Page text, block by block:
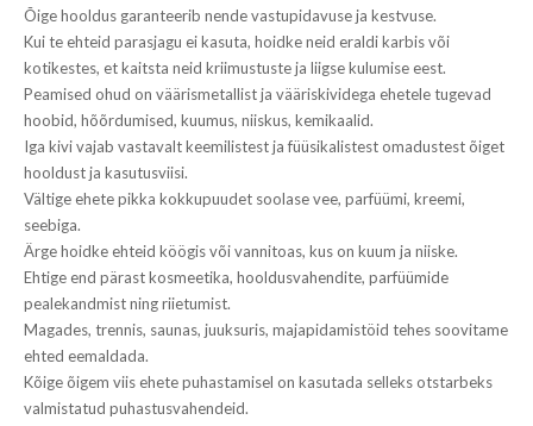
Õige hooldus garanteerib nende vastupidavuse ja kestvuse.
Kui te ehteid parasjagu ei kasuta, hoidke neid eraldi karbis või
kotikestes, et kaitsta neid kriimustuste ja liigse kulumise eest.
Peamised ohud on väärismetallist ja vääriskividega ehetele tugevad
hoobid, hõõrdumised, kuumus, niiskus, kemikaalid.
Iga kivi vajab vastavalt keemilistest ja füüsikalistest omadustest õiget
hooldust ja kasutusviisi.
Vältige ehete pikka kokkupuudet soolase vee, parfüümi, kreemi,
seebiga.
Ärge hoidke ehteid köögis või vannitoas, kus on kuum ja niiske.
Ehtige end pärast kosmeetika, hooldusvahendite, parfüümide
pealekandmist ning riietumist.
Magades, trennis, saunas, juuksuris, majapidamistöid tehes soovitame
ehted eemaldada.
Kõige õigem viis ehete puhastamisel on kasutada selleks otstarbeks
valmistatud puhastusvahendeid.